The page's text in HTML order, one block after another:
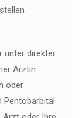
unter direkter
Ärztin
oder
Pentobarbital